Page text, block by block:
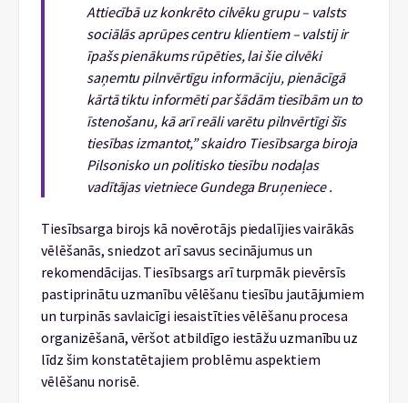
Attiecībā uz konkrēto cilvēku grupu – valsts
sociālās aprūpes centru klientiem – valstij ir
īpašs pienākums rūpēties, lai šie cilvēki
saņemtu pilnvērtīgu informāciju, pienācīgā
kārtā tiktu informēti par šādām tiesībām un to
īstenošanu, kā arī reāli varētu pilnvērtīgi šīs
tiesības izmantot,” skaidro Tiesībsarga biroja
Pilsonisko un politisko tiesību nodaļas
vadītājas vietniece Gundega Bruņeniece .
Tiesībsarga birojs kā novērotājs piedalījies vairākās
vēlēšanās, sniedzot arī savus secinājumus un
rekomendācijas. Tiesībsargs arī turpmāk pievērsīs
pastiprinātu uzmanību vēlēšanu tiesību jautājumiem
un turpinās savlaicīgi iesaistīties vēlēšanu procesa
organizēšanā, vēršot atbildīgo iestāžu uzmanību uz
līdz šim konstatētajiem problēmu aspektiem
vēlēšanu norisē.